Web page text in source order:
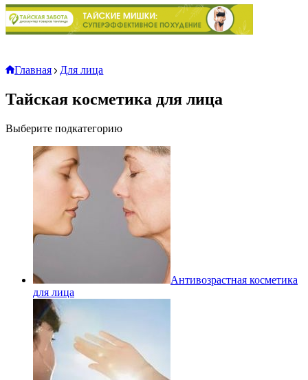
Главная Для лица
Тайская косметика для лица
Выберите подкатегорию
Антивозрастная косметика
для лица